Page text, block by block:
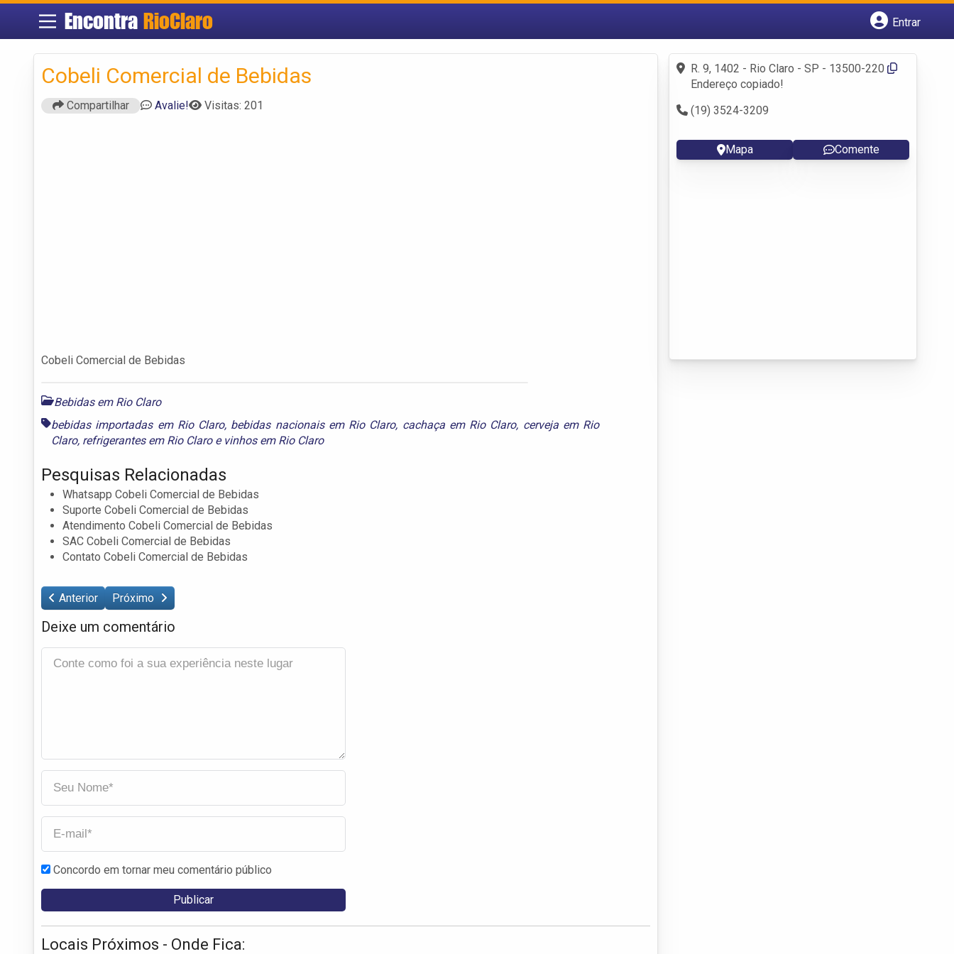
Encontra RioClaro
Entrar
Fazer login
Criar conta
Cobeli Comercial de Bebidas
Compartilhar Avalie! Visitas: 201
Cobeli Comercial de Bebidas
Bebidas em Rio Claro
bebidas importadas em Rio Claro, bebidas nacionais em Rio Claro, cachaça em Rio Claro, cerveja em Rio
Claro, refrigerantes em Rio Claroe vinhos em Rio Claro
Pesquisas Relacionadas
Whatsapp Cobeli Comercial de Bebidas
Suporte Cobeli Comercial de Bebidas
Atendimento Cobeli Comercial de Bebidas
SAC Cobeli Comercial de Bebidas
Contato Cobeli Comercial de Bebidas
Anterior Próximo
Deixe um comentário
Concordo em tornar meu comentário público
Locais Próximos - Onde Fica:
R. 9, 1402 - Rio Claro - SP - 13500-220
Endereço copiado!
(19) 3524-3209
Mapa Comente